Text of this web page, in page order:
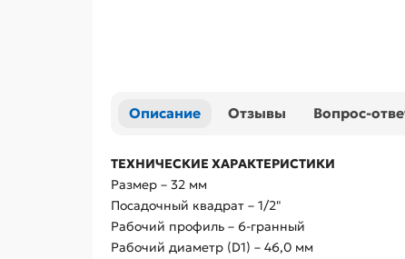
Описание Отзывы Вопрос-
ТЕХНИЧЕСКИЕ ХАРАКТЕРИСТИКИ
Размер – 32 мм
Посадочный квадрат – 1/2"
Рабочий профиль – 6-гранный
Рабочий диаметр (D1) – 46,0 мм